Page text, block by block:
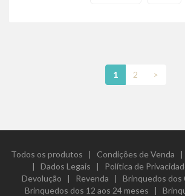
1 2 >
Todos os produtos | Condições de Venda |
| Dados Legais | Política de
Devolução | Revenda | Brinquedos dos
Brinquedos dos 12 aos 24 meses |